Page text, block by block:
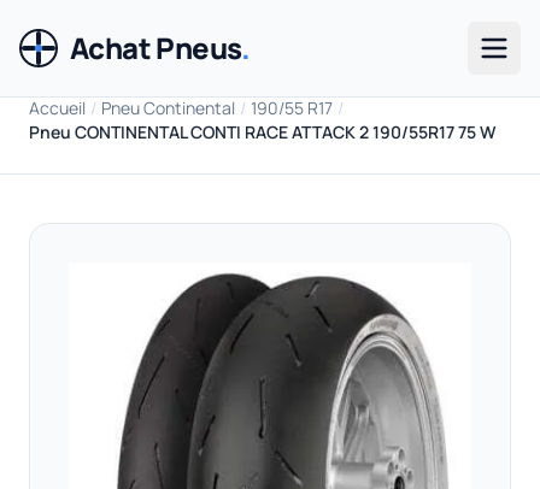
Achat Pneus.
Accueil / Pneu Continental / 190/55 R17 /
Pneu CONTINENTAL CONTI RACE ATTACK 2 190/55R17 75 W